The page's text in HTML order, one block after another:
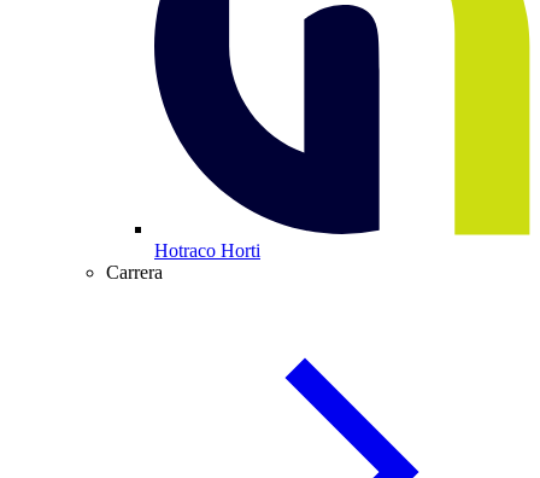
Hotraco Horti
Carrera